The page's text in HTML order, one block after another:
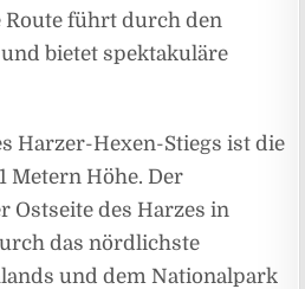
Route führt durch den
bietet spektakuläre
Harzer-Hexen-Stiegs ist die
Metern Höhe. Der
Ostseite des Harzes in
das nördlichste
und dem Nationalpark